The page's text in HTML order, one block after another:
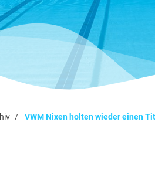
VWM Nixen holten wieder einen